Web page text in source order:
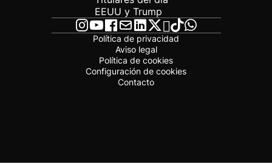
EEUU y Trump
Política de privacidad
Aviso legal
Política de cookies
Configuración de cookies
Contacto